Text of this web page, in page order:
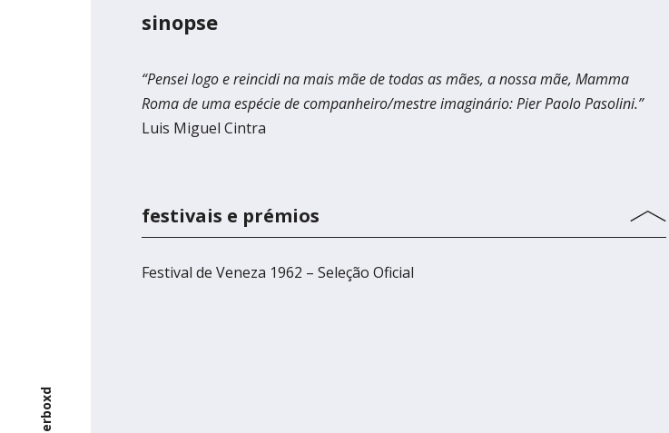
Coimbra
sinopse
“Pensei logo e reincidi na mais mãe de todas as mães, a nossa mãe, Mamma
Roma de uma espécie de companheiro/mestre imaginário: Pier Paolo Pasolini.”
Luis Miguel Cintra
festivais e prémios
Festival de Veneza 1962 – Seleção Oficial